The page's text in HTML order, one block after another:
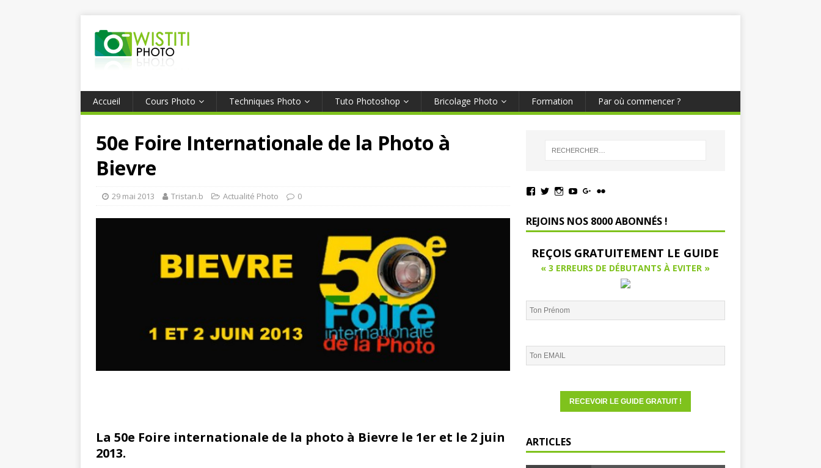
Accueil Cours Photo Techniques Photo Tuto Photoshop Bricolage Photo Formation Par où commencer ?
50e Foire Internationale de la Photo à
Bievre
29 mai 2013 Tristan.b Actualité Photo 0
La 50e Foire internationale de la photo à Bievre le 1er et le 2 juin
2013.
REJOINS NOS 8000 ABONNÉS !
REÇOIS GRATUITEMENT LE GUIDE
« 3 ERREURS DE DÉBUTANTS À EVITER »
ARTICLES